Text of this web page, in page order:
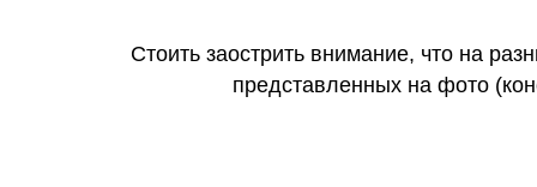
Стоить заострить внимание, что на
представленных на фото